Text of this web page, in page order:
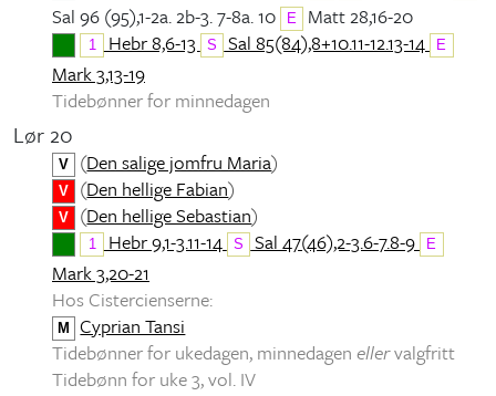
Sal 96 (95),1-2a. 2b-3. 7-8a. 10 E Matt 28,16-20
1 Hebr 8,6-13 S Sal 85(84),8+10.11-12.13-14 E
Mark 3,13-19
Tidebønner for minnedagen
Lør 20
V (Den salige jomfru Maria)
V (Den hellige Fabian)
V (Den hellige Sebastian)
1 Hebr 9,1-3.11-14 S Sal 47(46),2-3.6-7.8-9 E
Mark 3,20-21
Hos Cistercienserne:
M
Cyprian Tansi
Tidebønner for ukedagen, minnedagen ellervalgfritt
Tidebønn for uke 3, vol. IV